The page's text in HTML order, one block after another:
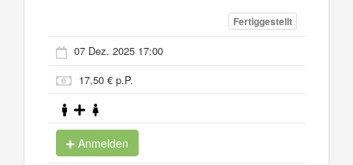
Fertiggestellt
07 Dez. 2025 17:00
17,50 € p.P.
Anmelden